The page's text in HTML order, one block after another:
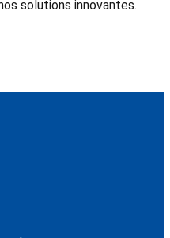
solutions innovantes.